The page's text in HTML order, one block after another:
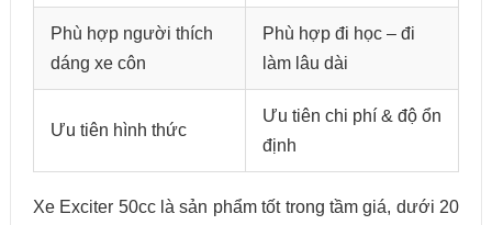
Phù hợp người thích
dáng xe côn
Phù hợp đi học – đi
làm lâu dài
Ưu tiên hình thức
Ưu tiên chi phí & độ ổn
định
Xe Exciter 50cc là sản phẩm tốt trong tầm giá, dưới 20